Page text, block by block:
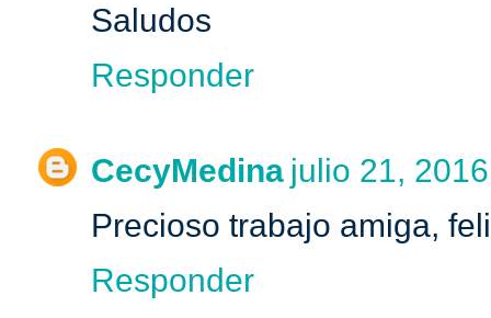
Saludos
Responder
CecyMedina julio 21,
Precioso trabajo amiga,
Responder